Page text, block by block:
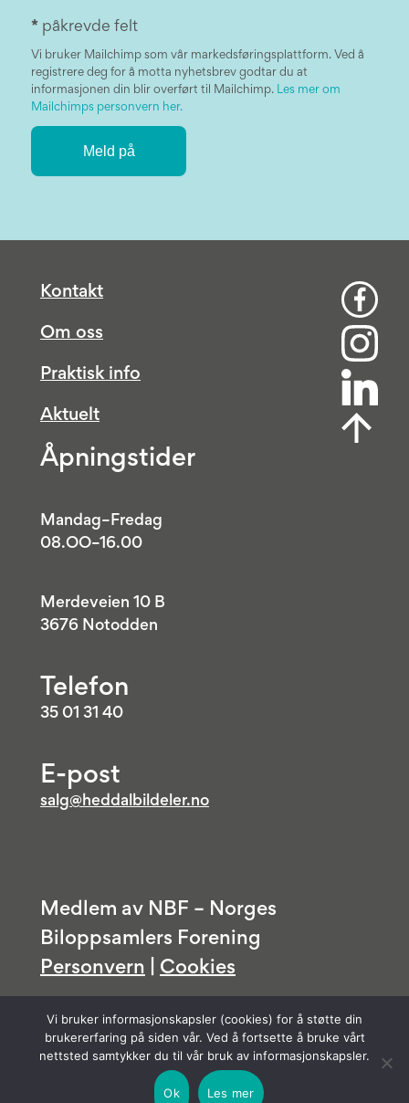
* påkrevde felt
Vi bruker Mailchimp som vår markedsføringsplattform. Ved å
registrere deg for å motta nyhetsbrev godtar du at
informasjonen din blir overført til Mailchimp. Les mer om
Mailchimps personvern her.
Kontakt
Om oss
Praktisk info
Aktuelt
Åpningstider
Mandag–Fredag
08.OO–16.00
Merdeveien 10 B
3676 Notodden
Telefon
35 01 31 40
E-post
salg@heddalbildeler.no
Medlem av NBF – Norges
Biloppsamlers Forening
Personvern
Cookies
Vi bruker informasjonskapsler (cookies) for å støtte din
brukererfaring på siden vår. Ved å fortsette å bruke vårt
nettsted samtykker du til vår bruk av informasjonskapsler.
Ok Les mer